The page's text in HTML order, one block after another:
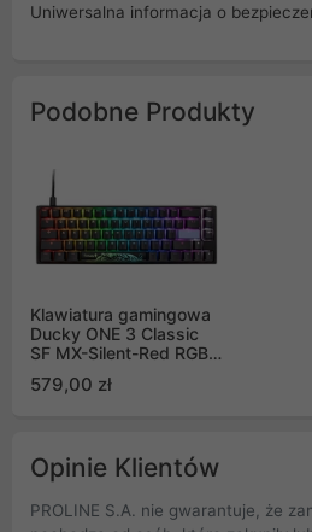
Uniwersalna informacja o
Podobne Produkty
Klawiatura gamingowa
Ducky ONE 3 Classic
SF MX-Silent-Red RGB
mechaniczna
579,00 zł
Opinie Klientów
PROLINE S.A. nie gwarantuje, że